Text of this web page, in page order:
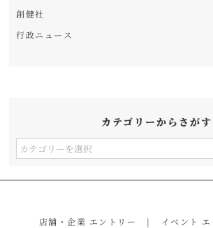
創健社
行政ニュース
カテゴリーからさがす
カ
店舗・企業 エントリー イベント